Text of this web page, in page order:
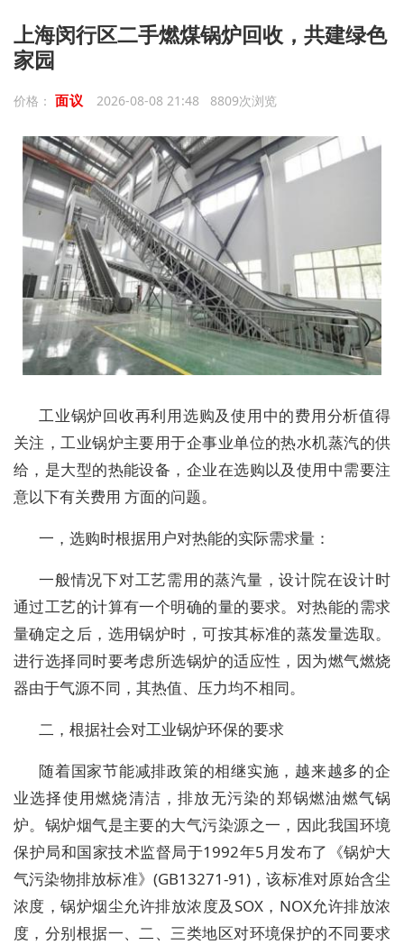
上海闵行区二手燃煤锅炉回收，共建绿色
家园
价格： 面议 2026-08-08 21:48 8809次浏览
工业锅炉回收再利用选购及使用中的费用分析值得
关注，工业锅炉主要用于企事业单位的热水机蒸汽的供
给，是大型的热能设备，企业在选购以及使用中需要注
意以下有关费用 方面的问题。
一，选购时根据用户对热能的实际需求量：
一般情况下对工艺需用的蒸汽量，设计院在设计时
通过工艺的计算有一个明确的量的要求。对热能的需求
量确定之后，选用锅炉时，可按其标准的蒸发量选取。
进行选择同时要考虑所选锅炉的适应性，因为燃气燃烧
器由于气源不同，其热值、压力均不相同。
二，根据社会对工业锅炉环保的要求
随着国家节能减排政策的相继实施，越来越多的企
业选择使用燃烧清洁，排放无污染的郑锅燃油燃气锅
炉。锅炉烟气是主要的大气污染源之一，因此我国环境
保护局和国家技术监督局于1992年5月发布了《锅炉大
气污染物排放标准》(GB13271-91)，该标准对原始含尘
浓度，锅炉烟尘允许排放浓度及SOX，NOX允许排放浓
度，分别根据一、二、三类地区对环境保护的不同要求